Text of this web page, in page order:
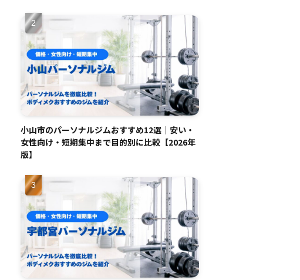
小山市のパーソナルジムおすすめ12選｜安い・
女性向け・短期集中まで目的別に比較【2026年
版】